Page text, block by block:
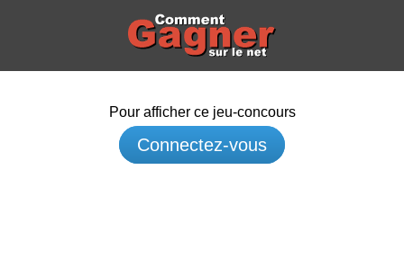
Pour afficher ce jeu-concours
Connectez-vous